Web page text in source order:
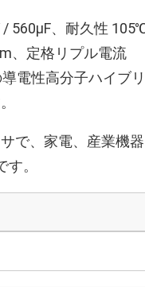
/ 560µF、耐久性
、定格リプル電流
電性高分子ハイブリ
で、家電、産業機
。